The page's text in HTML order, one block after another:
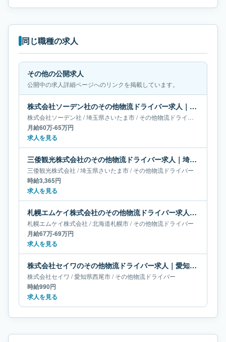
同じ職種の求人
その他の公開求人
公開中の求人詳細ページへのリンクを掲載しています。
株式会社ソーデン社のその他物流ドライバー求人｜埼玉県さいたま市｜月給60万-65万円
株式会社ソーデン社 /埼玉県さいたま市/その他物流ドライバー
月給60万-65万円
求人を見る
三倭観光株式会社のその他物流ドライバー求人｜埼玉県さいたま市
三倭観光株式会社 /埼玉県さいたま市/その他物流ドライバー
時給3,365円
求人を見る
札幌エムケイ株式会社のその他物流ドライバー求人｜北海道札幌市｜月給67万-69万円
札幌エムケイ株式会社 /北海道札幌市/その他物流ドライバー
月給67万-69万円
求人を見る
株式会社セイワのその他物流ドライバー求人｜愛知県西尾市
株式会社セイワ /愛知県西尾市/その他物流ドライバー
時給990円
求人を見る